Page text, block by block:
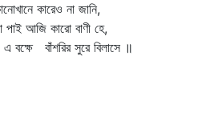
কারেও না জানি,
আজি কারো বাণী হে,
বক্ষে বাঁশরির সুরে বিলাসে ॥